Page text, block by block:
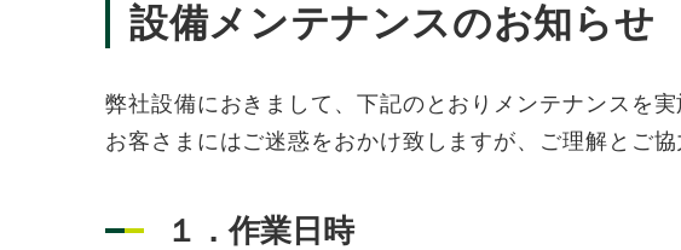
設備メンテナンスのお知らせ
弊社設備におきまして、下記のとおりメンテナンスを実
お客さまにはご迷惑をおかけ致しますが、ご理解とご
１．作業日時